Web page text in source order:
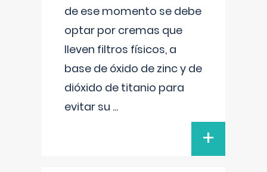
de ese momento se debe
optar por cremas que
lleven filtros físicos, a
base de óxido de zinc y de
dióxido de titanio para
evitar su ...
+